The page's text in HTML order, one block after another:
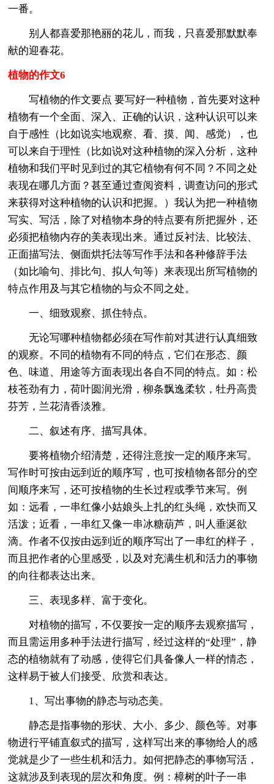
一番。
别人都喜爱那艳丽的花儿，而我，只喜爱那默默奉
献的迎春花。
植物的作文6
写植物的作文要点 要写好一种植物，首先要对这种
植物有一个全面、深入、正确的认识，这种认识可以来
自于感性（比如说实地观察、看、摸、闻、感觉），也
可以来自于理性（比如说对这种植物的深入分析，这种
植物和我们平时见到过的其它植物有何不同？不同之处
表现在哪几方面？甚至通过查阅资料，调查访问的形式
来获得对这种植物的认识和把握。）我认为把一种植物
写实、写活，除了对植物本身的特点要有所把握外，还
必须把植物内存的美表现出来。通过反衬法、比较法、
正面描写法、侧面烘托法等写作手法和各种修辞手法
（如比喻句、排比句、拟人句等）来表现出所写植物的
特点作用及与其它植物的与众不同之处。
一、细致观察、抓住特点。
无论写哪种植物都必须在写作前对其进行认真细致
的观察。不同的植物有不同的特点，它们在形态、颜
色、味道、用途等方面表现出各自不同的特点。如：松
枝苍劲有力，荷叶圆润光滑，柳条飘逸柔软，牡丹高贵
芬芳，兰花清香淡雅。
二、叙述有序、描写具体。
要将植物介绍清楚，还得注意按一定的顺序来写。
写作时可按由远到近的顺序写，也可按植物各部分的空
间顺序来写，还可按植物的生长过程或季节来写。例
如：远看，一串红像小姑娘头上扎的红头绳，欢快而又
活泼；近看，一串红又像一串冰糖葫芦，叫人垂涎欲
滴。作者不仅按由远到近的顺序写出了一串红的样子，
而且把作者的心里感受，以及对充满生机和活力的事物
的向往都表达出来。
三、表现多样、富于变化。
对植物的描写，不仅要按一定的顺序去观察描写，
而且需运用多种手法进行描写，经过这样的“处理”，静
态的植物就有了动感，使得它们具备像人一样的情态，
这样易于被人们接受、欣赏和表达。
1、写出事物的静态与动态美。
静态是指事物的形状、大小、多少、颜色等。对事
物进行平铺直叙式的描写，这样写出来的事物给人的感
觉就是少了一些生机和活力。如何把静态的事物写活，
这就涉及到表现的层次和角度。例：樟树的叶子一串